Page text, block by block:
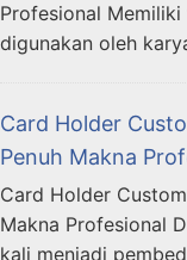
Profesional
digunakan oleh
Card Holder
Penuh Makna
Card Holder
Makna Profesional
kali menjadi